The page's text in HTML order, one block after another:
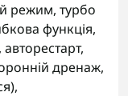
режим, турбо
функція,
дренаж,